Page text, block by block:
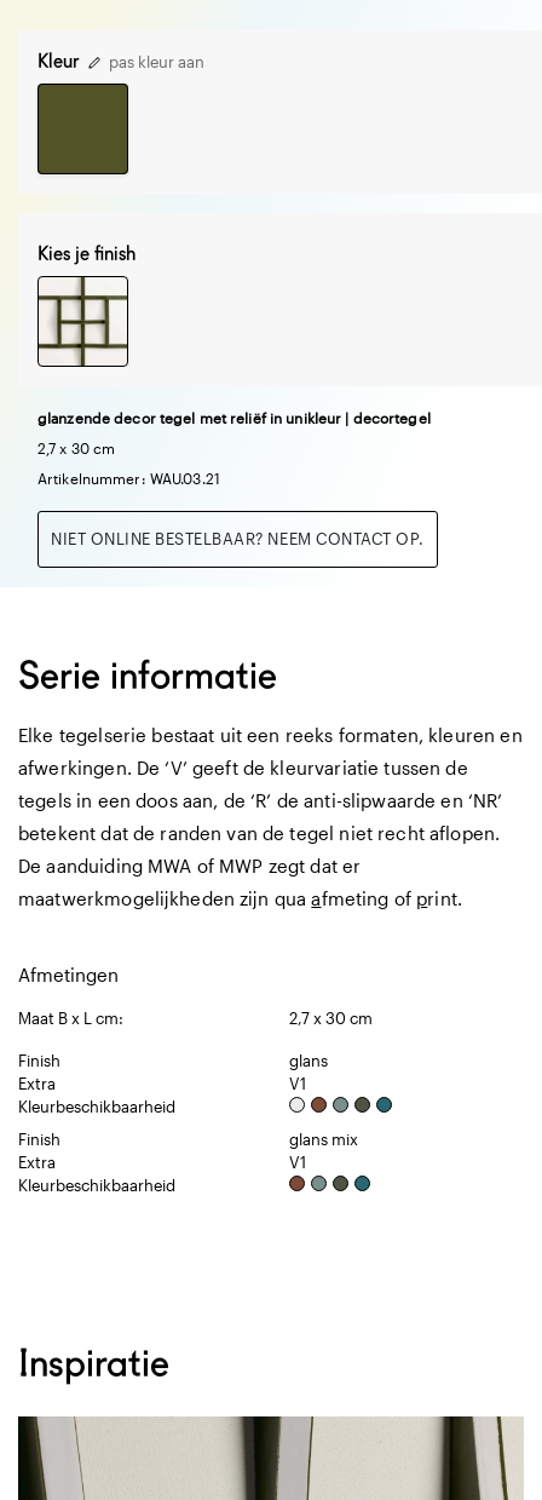
Kleur pas kleur aan
Kies je finish
glanzende decor tegel met reliëf in unikleur | decortegel
2,7 x 30 cm
Artikelnummer: WAU.03.21
NIET ONLINE BESTELBAAR? NEEM CONTACT OP.
Serie informatie
Elke tegelserie bestaat uit een reeks formaten, kleuren en
afwerkingen. De ‘V’ geeft de kleurvariatie tussen de
tegels in een doos aan, de ‘R’ de anti-slipwaarde en ‘NR’
betekent dat de randen van de tegel niet recht aflopen.
De aanduiding MWA of MWP zegt dat er
maatwerkmogelijkheden zijn quaafmeting of print.
Afmetingen
Maat B x L cm: 2,7 x 30 cm
Finish
glans
Extra
V1
Kleurbeschikbaarheid
Finish
glans mix
Extra
V1
Kleurbeschikbaarheid
Inspiratie